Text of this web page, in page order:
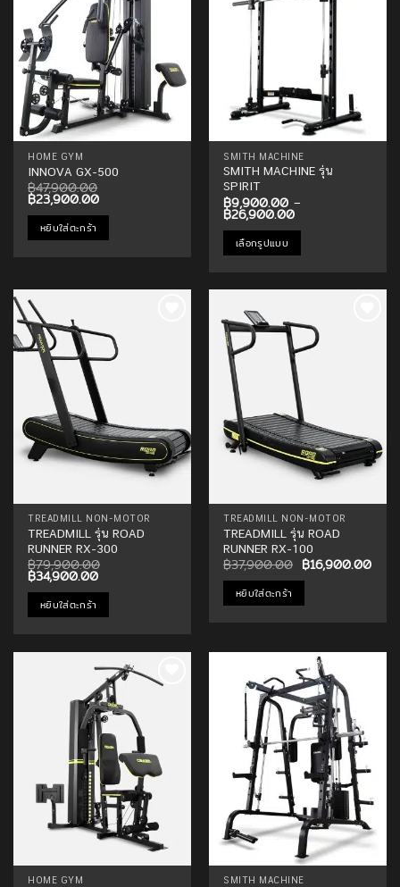
options
may
be
chosen
on
the
product
page
HOME GYM
INNOVA GX-500
฿47,900.00
Original
price
was:
฿47,900.00.
฿23,900.00Current
price
is:
หยิบใส่ตะกร้า
SMITH MACHINE
SMITH MACHINE รุ่น
SPIRIT
฿9,900.00 –
฿26,900.00Price
฿9,900.00
฿26,900.00
เลือกรูปแบบ
multiple
variants.
The
options
may
be
chosen
on
page
TREADMILL NON-MOTOR
TREADMILL รุ่น ROAD
RUNNER RX-300
฿79,900.00
Original
price
was:
฿79,900.00.
฿34,900.00Current
is:
หยิบใส่ตะกร้า
TREADMILL NON-MOTOR
TREADMILL รุ่น ROAD
RUNNER RX-100
฿37,900.00 Original
price
was:
฿16,900.00
หยิบใส่ตะกร้า
HOME GYM
Add to
Wishlist
SMITH MACHINE